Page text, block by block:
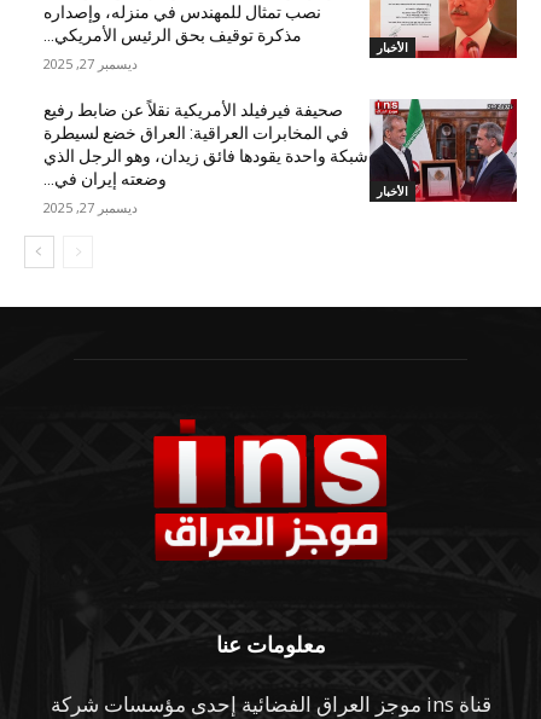
الأخبار
نصب تمثال للمهندس في منزله، وإصداره
مذكرة توقيف بحق الرئيس الأمريكي...
ديسمبر 27, 2025
الأخبار
صحيفة فيرفيلد الأمريكية نقلاً عن ضابط رفيع
في المخابرات العراقية: العراق خضع لسيطرة
شبكة واحدة يقودها فائق زيدان، وهو الرجل الذي
وضعته إيران في...
ديسمبر 27, 2025
معلومات عنا
قناة ins موجز العراق الفضائية إحدى مؤسسات شركة